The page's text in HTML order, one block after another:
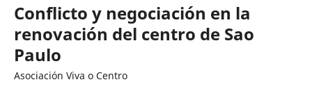
Conflicto y negociación en la
renovación del centro de Sao
Paulo
Asociación Viva o Centro